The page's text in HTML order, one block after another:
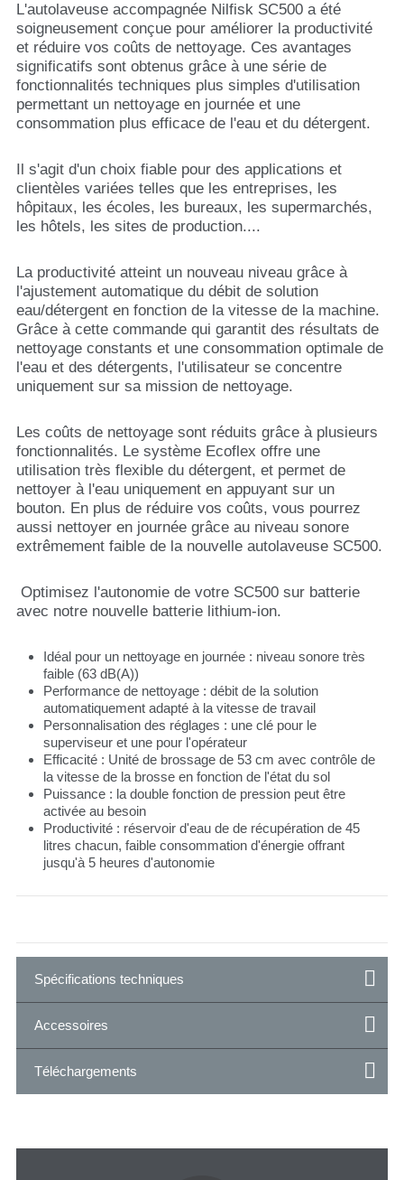
L'autolaveuse accompagnée Nilfisk SC500 a été
soigneusement conçue pour améliorer la productivité
et réduire vos coûts de nettoyage. Ces avantages
significatifs sont obtenus grâce à une série de
fonctionnalités techniques plus simples d'utilisation
permettant un nettoyage en journée et une
consommation plus efficace de l'eau et du détergent.
Il s'agit d'un choix fiable pour des applications et
clientèles variées telles que les entreprises, les
hôpitaux, les écoles, les bureaux, les supermarchés,
les hôtels, les sites de production....
La productivité atteint un nouveau niveau grâce à
l'ajustement automatique du débit de solution
eau/détergent en fonction de la vitesse de la machine.
Grâce à cette commande qui garantit des résultats de
nettoyage constants et une consommation optimale de
l'eau et des détergents, l'utilisateur se concentre
uniquement sur sa mission de nettoyage.
Les coûts de nettoyage sont réduits grâce à plusieurs
fonctionnalités. Le système Ecoflex offre une
utilisation très flexible du détergent, et permet de
nettoyer à l'eau uniquement en appuyant sur un
bouton. En plus de réduire vos coûts, vous pourrez
aussi nettoyer en journée grâce au niveau sonore
extrêmement faible de la nouvelle autolaveuse SC500.
Optimisez l'autonomie de votre SC500 sur batterie
avec notre nouvelle batterie lithium-ion.
Idéal pour un nettoyage en journée : niveau sonore très
faible (63 dB(A))
Performance de nettoyage : débit de la solution
automatiquement adapté à la vitesse de travail
Personnalisation des réglages : une clé pour le
superviseur et une pour l'opérateur
Efficacité : Unité de brossage de 53 cm avec contrôle de
la vitesse de la brosse en fonction de l'état du sol
Puissance : la double fonction de pression peut être
activée au besoin
Productivité : réservoir d'eau de de récupération de 45
litres chacun, faible consommation d'énergie offrant
jusqu'à 5 heures d'autonomie
Spécifications techniques
Accessoires
Téléchargements